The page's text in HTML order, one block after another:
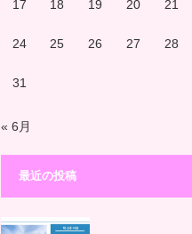
17 18 19 20 21
24 25 26 27 28
31
« 6月
最近の投稿